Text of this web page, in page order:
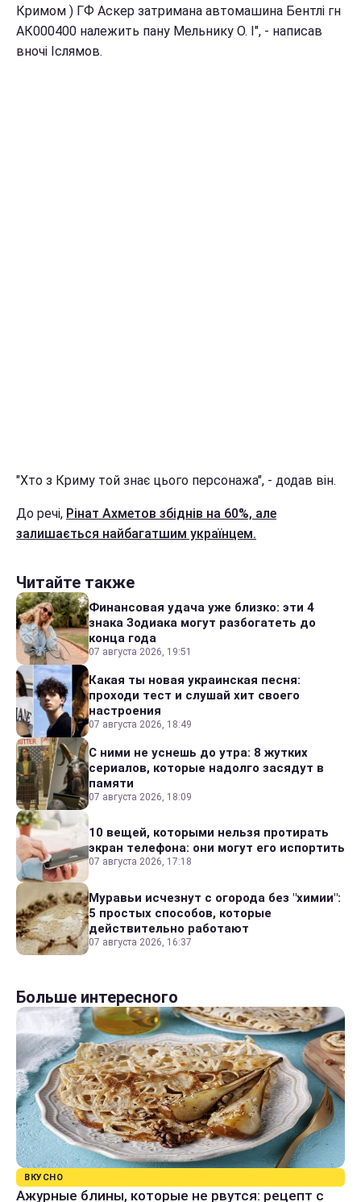
Кримом ) ГФ Аскер затримана автомашина Бентлі гн
АК000400 належить пану Мельнику О. І", - написав
вночі Іслямов.
"Хто з Криму той знає цього персонажа", - додав він.
До речі, Рінат Ахметов збіднів на 60%, але
залишається найбагатшим українцем.
Читайте также
Финансовая удача уже близко: эти 4
знака Зодиака могут разбогатеть до
конца года
07 августа 2026, 19:51
Какая ты новая украинская песня:
проходи тест и слушай хит своего
настроения
07 августа 2026, 18:49
С ними не уснешь до утра: 8 жутких
сериалов, которые надолго засядут в
памяти
07 августа 2026, 18:09
10 вещей, которыми нельзя протирать
экран телефона: они могут его испортить
07 августа 2026, 17:18
Муравьи исчезнут с огорода без "химии":
5 простых способов, которые
действительно работают
07 августа 2026, 16:37
Больше интересного
ВКУСНО
Ажурные блины, которые не рвутся: рецепт с